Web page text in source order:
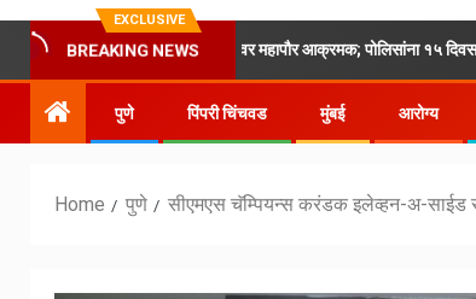
EXCLUSIVE
BREAKING NEWS
रोडवरील वाहतूक कोंडीवर महापौर आक्रमक; पोलिसांना १५ दिवसांचा
पुणे पिंपरी चिंचवड मुंबई आरोग्य
Home पुणे सीएमएस चॅम्पियन्स करंडक इलेव्हन-अ-साईड